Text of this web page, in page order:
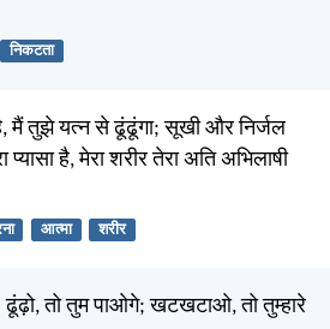
निकटता
मैं तुझे यत्न से ढूंढूंगा; सूखी और निर्जल
है, मेरा शरीर तेरा अति अभिलाषी
आत्मा शरीर
ढूंढ़ो, तो तुम पाओगे; खटखटाओ, तो तुम्हारे